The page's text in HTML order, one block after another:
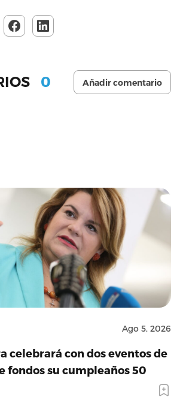
0 Añadir comentario
Ago 5, 2026
celebrará con dos eventos de
fondos su cumpleaños 50